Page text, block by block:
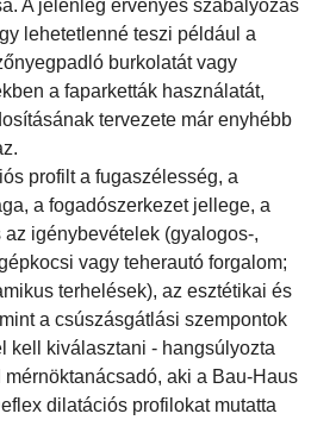
A jelenleg érvényes szabályozás
lehetetlenné teszi például a
burkolatát vagy
a faparketták használatát,
tervezete már enyhébb
profilt a fugaszélesség, a
a fogadószerkezet jellege, a
igénybevételek (gyalogos-,
vagy teherautó forgalom;
terhelések), az esztétikai és
a csúszásgátlási szempontok
kell kiválasztani - hangsúlyozta
aki a Bau-Haus
dilatációs profilokat mutatta